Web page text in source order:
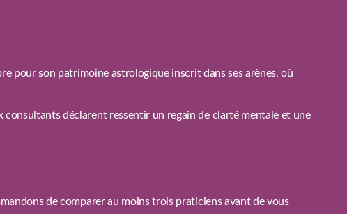
pour son patrimoine astrologique inscrit dans ses arènes, où
déclarent ressentir un regain de clarté mentale et une
de comparer au moins trois praticiens avant de vous